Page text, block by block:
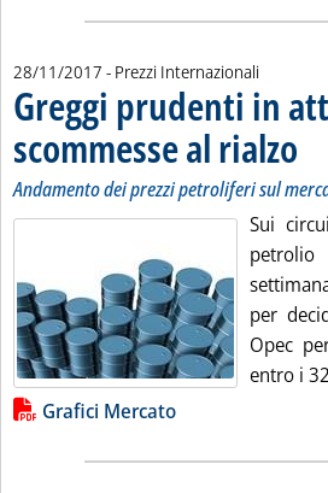
28/11/2017 - Prezzi Internazionali
Greggi prudenti in
scommesse al rialzo ..
Andamento dei prezzi petroliferi sul
Sui
petrolio
per
Opec
entro i
Lista allegati PDF alla notizia
Grafici Mercato